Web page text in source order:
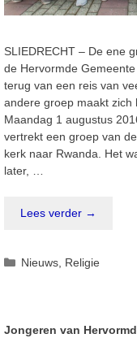
SLIEDRECHT – De ene
de Hervormde
terug van een reis van
andere groep maakt zich
Maandag 1 augustus
vertrekt een groep van
kerk naar Rwanda. Het
later, …
Lees verder →
Categorieën
Nieuws Religie
Jongeren van